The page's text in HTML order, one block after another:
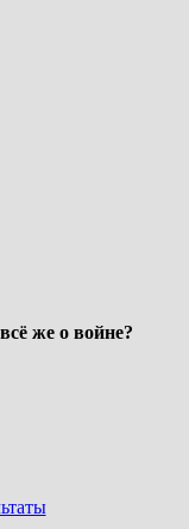
же о войне?